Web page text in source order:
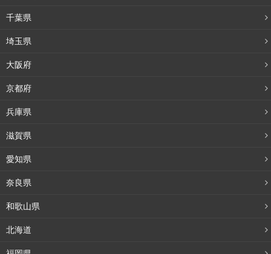
千葉県
埼玉県
大阪府
京都府
兵庫県
滋賀県
愛知県
奈良県
和歌山県
北海道